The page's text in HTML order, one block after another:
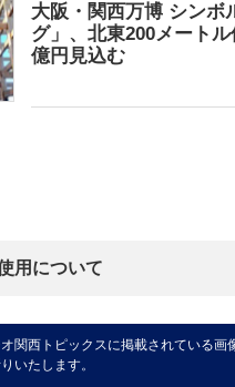
大阪・関西万博 シンボ
グ」、北東200メート
億円見込む
用について
関西トピックスに掲載されている画
いたします。